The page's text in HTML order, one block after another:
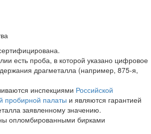
есть проба, в которой указано цифровое
драгметалла (например, 875-я,
инспекциями Российской
пробирной палаты и являются гарантией
заявленному значению.
опломбированными бирками